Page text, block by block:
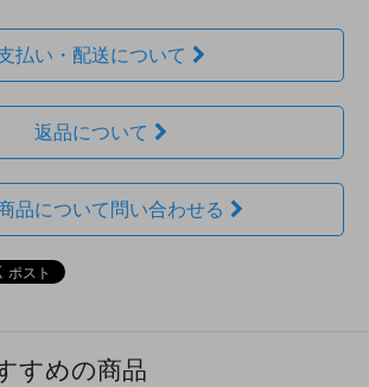
払い・配送について
返品について
品について問い合わせる
すめの商品